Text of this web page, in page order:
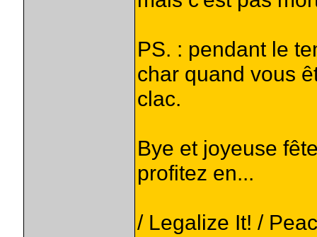
PS. : pendant le
char quand vous
clac.
Bye et joyeuse
profitez en...
/ Legalize It! /